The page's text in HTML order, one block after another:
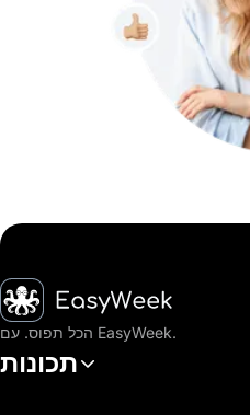
דף הבית
הכל תפוס. עם EasyWeek.
תכונות